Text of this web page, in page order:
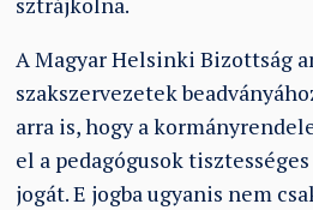
A Magyar Helsinki Bizottság
szakszervezetek
arra is, hogy a
el a pedagógusok
jogát. E jogba ugyanis nem